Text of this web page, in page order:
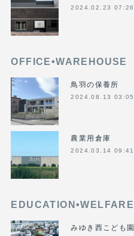
2024.02.23 07:26
OFFICE•WAREHOUSE
鳥羽の保養所
2024.08.13 03:05
農業用倉庫
2024.03.14 09:41
EDUCATION•WELFARE
みゆき西こども園